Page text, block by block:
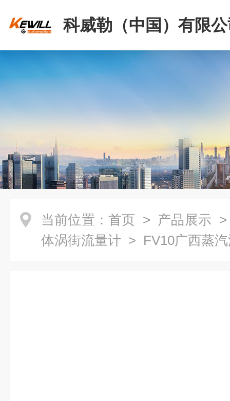
科威勒（中国）有限
当前位置： 首页 > 产品展示
体涡街流量计 > FV10广西蒸